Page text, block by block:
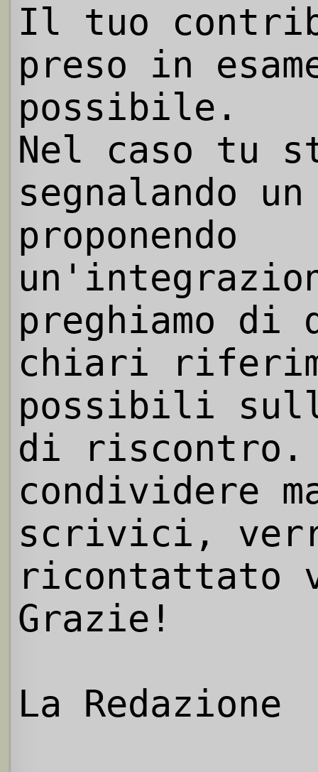
Il tuo
preso in
possibile.
Nel caso tu
segnalando
proponendo
preghiamo
chiari
possibili
di riscontro.
condividere
scrivici,
ricontattato
Grazie!
La Redazione